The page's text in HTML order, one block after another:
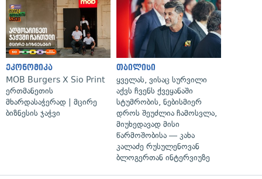
ეკონომიკა
MOB Burgers X Sio Print
ერთმანეთის
მხარდასაჭერად | მცირე
ბიზნესის ჯაჭვი
თბილისი
ყველას, ვისაც სურვილი
აქვს ჩვენს ქვეყანაში
სტუმრობის, ნებისმიერ
დროს შეუძლია ჩამოსვლა,
მიუხედავად მისი
წარმოშობისა — კახა
კალაძე რუსულენოვან
ბლოგერთან ინტერვიუზე